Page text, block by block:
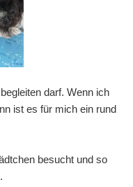
darf. Wenn ich
ist es für mich ein rund
besucht und so